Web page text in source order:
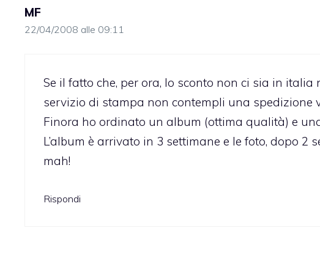
MF
22/04/2008 alle 09:11
Se il fatto che, per ora, lo sconto non ci sia in
servizio di stampa non contempli una spedizione
Finora ho ordinato un album (ottima qualità) e
L’album è arrivato in 3 settimane e le foto, dopo 2
mah!
Rispondi